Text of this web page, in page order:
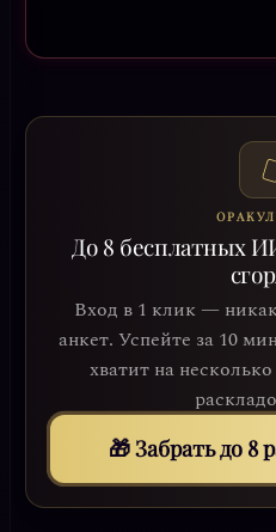
До 8 бесплатных
Вход в 1 клик —
анкет. Успейте за 10
хватит на
🎁 Забрать до 8